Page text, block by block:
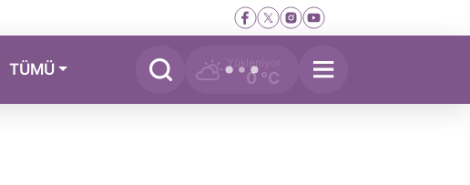
TÜMÜ Yükleniyor
0 °C